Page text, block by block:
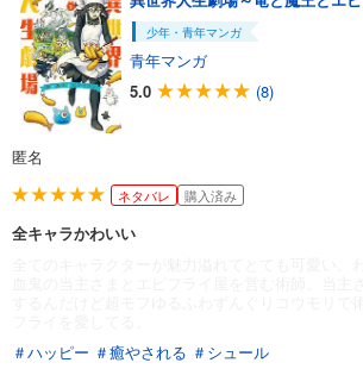
少年・青年マンガ
青年マンガ
5.0
(8)
匿名
ネタバレ 購入済み
全キャラかわいい
＃ハッピー ＃癒やされる ＃シュール